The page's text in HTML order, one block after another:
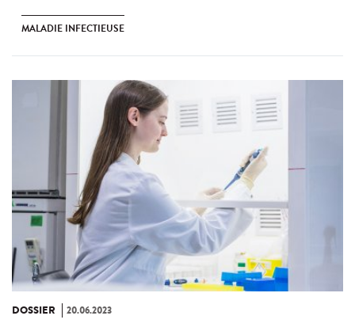
MALADIE INFECTIEUSE
DOSSIER 20.06.2023